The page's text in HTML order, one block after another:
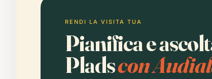
RENDI LA VISITA TUA
Pianifica e
Pladscon